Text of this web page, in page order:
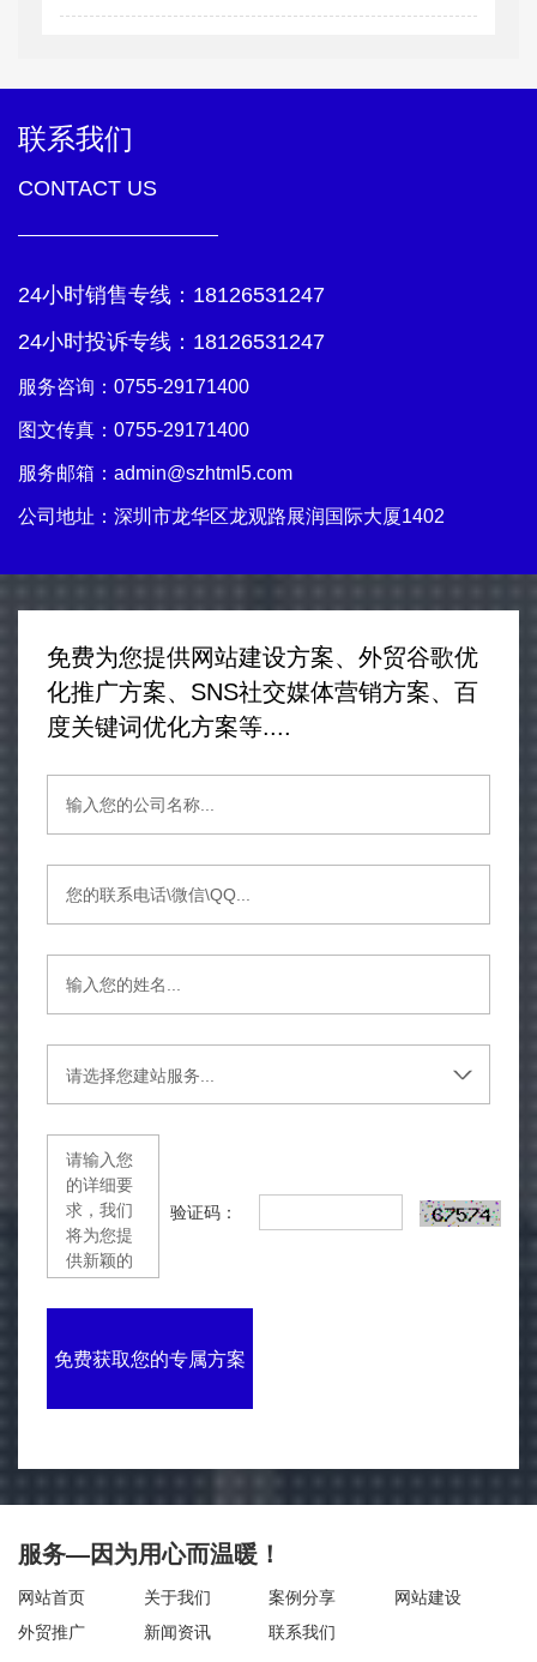
联系我们
CONTACT US
24小时销售专线： 18126531247
24小时投诉专线： 18126531247
服务咨询： 0755-29171400
图文传真：0755-29171400
服务邮箱： admin@szhtml5.com
公司地址：深圳市龙华区龙观路展润国际大厦1402
免费为您提供网站建设方案、外贸谷歌优
化推广方案、SNS社交媒体营销方案、百
度关键词优化方案等....
验证码：
免费获取您的专属方案
服务—因为用心而温暖！
网站首页 关于我们 案例分享
网站建设
外贸推广
新闻资讯 联系我们